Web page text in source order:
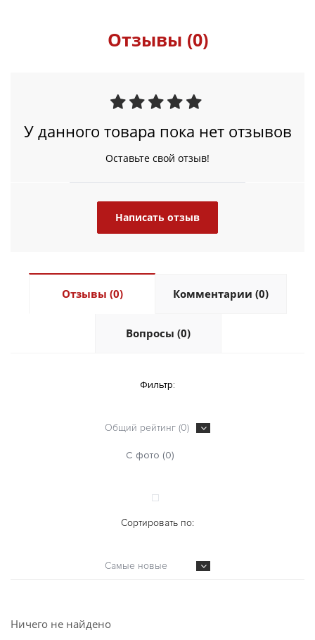
Отзывы (0)
У данного товара пока нет отзывов
Оставьте свой отзыв!
Написать отзыв
Отзывы (0) Комментарии (0)
Вопросы (0)
Фильтр:
Общий рейтинг (0)
С фото (0)
Сортировать по:
Самые новые
Ничего не найдено